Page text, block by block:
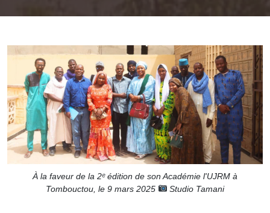
À la faveur de la 2ᵉ édition de son Académie l'UJRM à
Tombouctou, le 9 mars 2025
Studio Tamani